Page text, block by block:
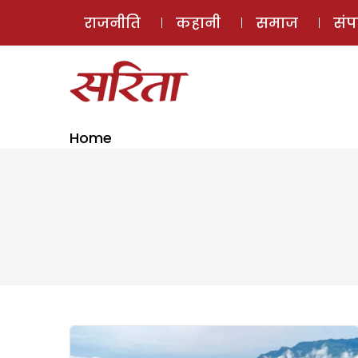
राजनीति कहानी समाज
Home